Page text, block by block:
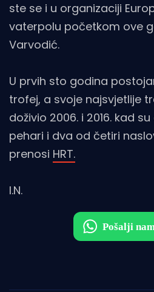
ste se i u organizaciji
vaterpolu početkom ove
Varvodić.
U prvih sto godina
trofej, a svoje najsvjetlije
doživio 2006. i 2016. kad
pehari i dva od četiri
prenosi HRT.
I.N.